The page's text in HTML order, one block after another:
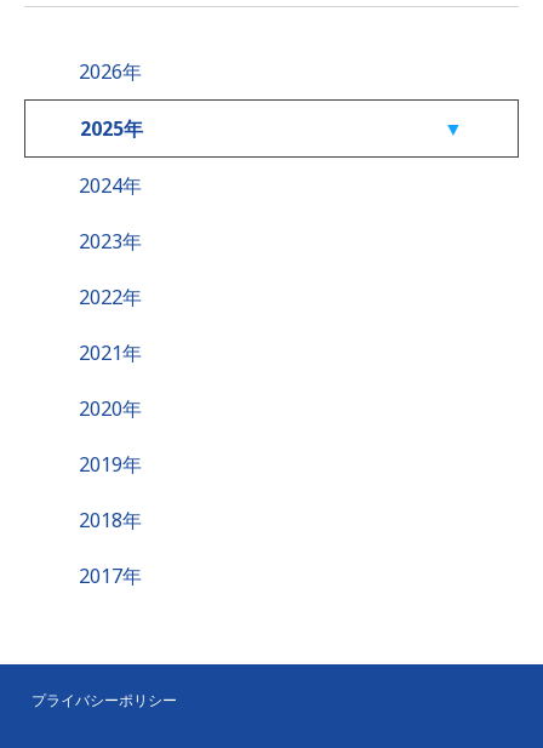
2026年
2025年
2024年
2023年
2022年
2021年
2020年
2019年
2018年
2017年
プライバシーポリシー